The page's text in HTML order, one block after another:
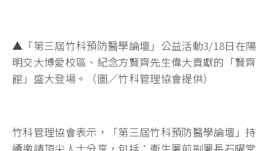
▲「第三屆竹科預防醫學論壇」公益活動3/18日在陽
明交大博愛校區、紀念方賢齊先生偉大貢獻的「賢齊
館」盛大登場。（圖／竹科管理協會提供）
竹科管理協會表示，「第三屆竹科預防醫學論壇」持
續邀請頂尖人士分享，包括：衞生署前副署長石曜堂